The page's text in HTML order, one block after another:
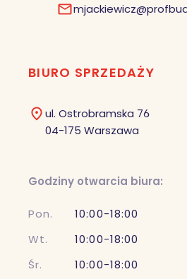
BIURO SPRZEDAŻY
ul. Ostrobramska 76
04-175 Warszawa
Godziny otwarcia biura:
Pon.
10:00-18:00
Wt.
10:00-18:00
Śr.
10:00-18:00